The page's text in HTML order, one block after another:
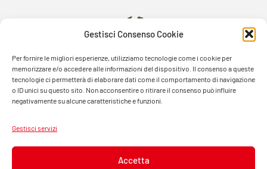
Gestisci Consenso Cookie
Per fornire le migliori esperienze, utilizziamo tecnologie come i cookie per
memorizzare e/o accedere alle informazioni del dispositivo. Il consenso a queste
tecnologie ci permetterà di elaborare dati come il comportamento di navigazione
o ID unici su questo sito. Non acconsentire o ritirare il consenso può influire
negativamente su alcune caratteristiche e funzioni.
Gestisci servizi
Accetta